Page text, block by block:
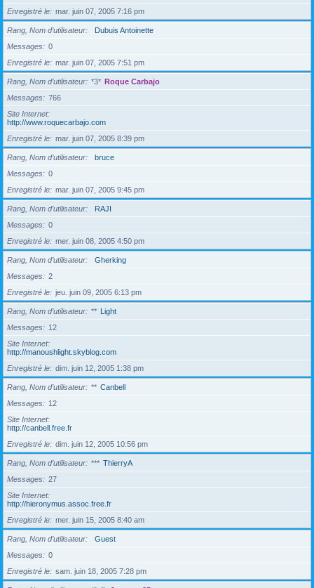
Enregistré le
mar. juin 07, 2005 7:16 pm
Rang, Nom d’utilisateur
Dubuis Antoinette
Messages
0
Enregistré le
mar. juin 07, 2005 7:51 pm
Rang, Nom d’utilisateur *3* Roque Carbajo
Messages
766
Site Internet
http://www.roquecarbajo.com
Enregistré le
mar. juin 07, 2005 8:39 pm
Rang, Nom d’utilisateur
bruce
Messages
0
Enregistré le
mar. juin 07, 2005 9:45 pm
Rang, Nom d’utilisateur
RAJI
Messages
0
Enregistré le
mer. juin 08, 2005 4:50 pm
Rang, Nom d’utilisateur
Gherking
Messages
2
Enregistré le
jeu. juin 09, 2005 6:13 pm
Rang, Nom d’utilisateur ** Light
Messages
12
Site Internet
http://manoushlight.skyblog.com
Enregistré le
dim. juin 12, 2005 1:38 pm
Rang, Nom d’utilisateur ** Canbell
Messages
12
Site Internet
http://canbell.free.fr
Enregistré le
dim. juin 12, 2005 10:56 pm
Rang, Nom d’utilisateur *** ThierryA
Messages
27
Site Internet
http://hieronymus.assoc.free.fr
Enregistré le
mer. juin 15, 2005 8:40 am
Rang, Nom d’utilisateur
Guest
Messages
0
Enregistré le
sam. juin 18, 2005 7:28 pm